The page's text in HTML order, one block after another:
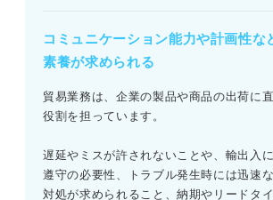
コミュニケーション能力や計画性な
素養が求められる
貿易業務は、企業の製品や商品の出荷に
役割を担っています。
遅延やミスが許されないことや、輸出入
遵守の必要性、トラブル発生時には迅速
対処が求められること、納期やリードタ